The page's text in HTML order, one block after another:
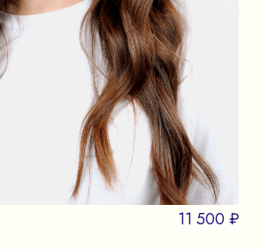
11 500 ₽